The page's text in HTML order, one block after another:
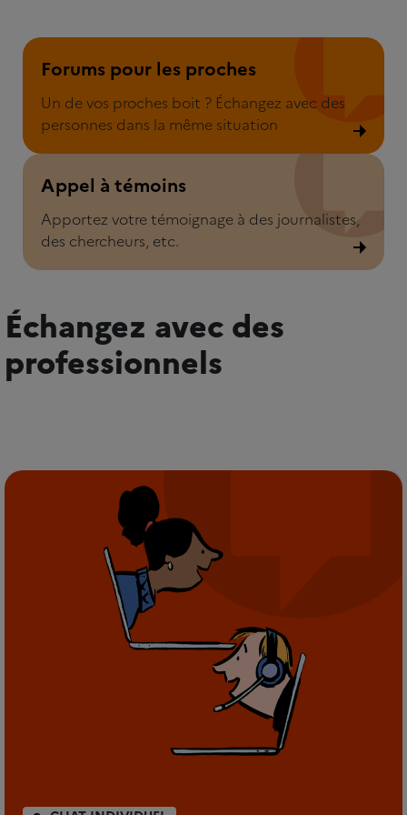
Forums pour les proches
Un de vos proches boit ? Échangez avec des
personnes dans la même situation
Forum pour les proches
Appel à témoins
Apportez votre témoignage à des journalistes,
des chercheurs, etc.
Appel à témoins
Échangez avec des
professionnels